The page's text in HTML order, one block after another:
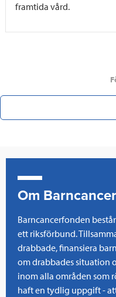
framtida vård.
Om
Barncancerfonden
ett riksförbund.
drabbade, finansiera
om drabbades situation
inom alla områden som
haft en tydlig uppgift -